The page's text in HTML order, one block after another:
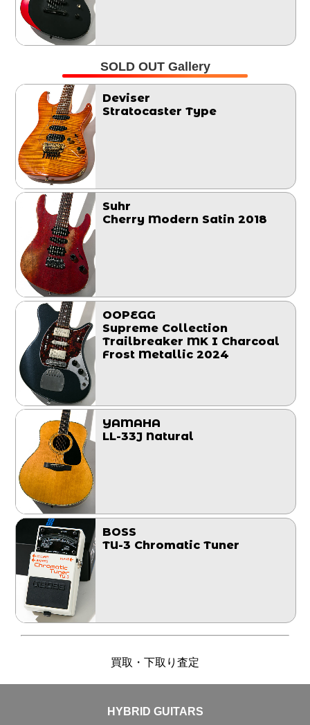
SOLD OUT Gallery
Deviser
Stratocaster Type
Suhr
Cherry Modern Satin 2018
OOPEGG
Supreme Collection
Trailbreaker MK I Charcoal
Frost Metallic 2024
YAMAHA
LL-33J Natural
BOSS
TU-3 Chromatic Tuner
買取・下取り査定
HYBRID GUITARS